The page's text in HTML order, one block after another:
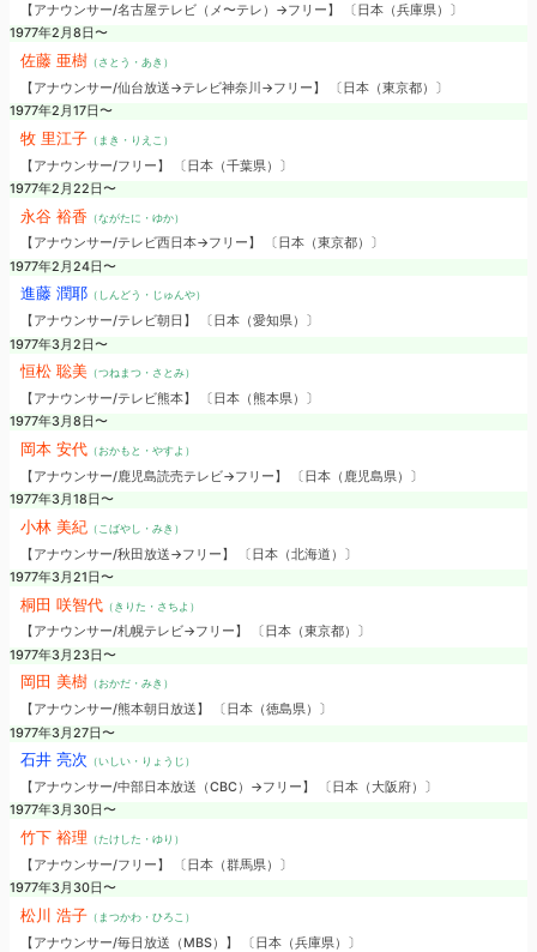
【アナウンサー/名古屋テレビ（メ〜テレ）→フリー】 〔日本（兵庫県）〕
1977年2月8日〜
佐藤 亜樹（さとう・あき）
【アナウンサー/仙台放送→テレビ神奈川→フリー】 〔日本（東京都）〕
1977年2月17日〜
牧 里江子（まき・りえこ）
【アナウンサー/フリー】 〔日本（千葉県）〕
1977年2月22日〜
永谷 裕香 （ながたに・ゆか）
【アナウンサー/テレビ西日本→フリー】 〔日本（東京都）〕
1977年2月24日〜
進藤 潤耶（しんどう・じゅんや）
【アナウンサー/テレビ朝日】 〔日本（愛知県）〕
1977年3月2日〜
恒松 聡美（つねまつ・さとみ）
【アナウンサー/テレビ熊本】 〔日本（熊本県）〕
1977年3月8日〜
岡本 安代（おかもと・やすよ）
【アナウンサー/鹿児島読売テレビ→フリー】 〔日本（鹿児島県）〕
1977年3月18日〜
小林 美紀（こばやし・みき）
【アナウンサー/秋田放送→フリー】 〔日本（北海道）〕
1977年3月21日〜
桐田 咲智代（きりた・さちよ）
【アナウンサー/札幌テレビ→フリー】 〔日本（東京都）〕
1977年3月23日〜
岡田 美樹（おかだ・みき）
【アナウンサー/熊本朝日放送】 〔日本（徳島県）〕
1977年3月27日〜
石井 亮次 （いしい・りょうじ）
【アナウンサー/中部日本放送（CBC）→フリー】 〔日本（大阪府）〕
1977年3月30日〜
竹下 裕理 （たけした・ゆり）
【アナウンサー/フリー】 〔日本（群馬県）〕
1977年3月30日〜
松川 浩子（まつかわ・ひろこ）
【アナウンサー/毎日放送（MBS）】 〔日本（兵庫県）〕